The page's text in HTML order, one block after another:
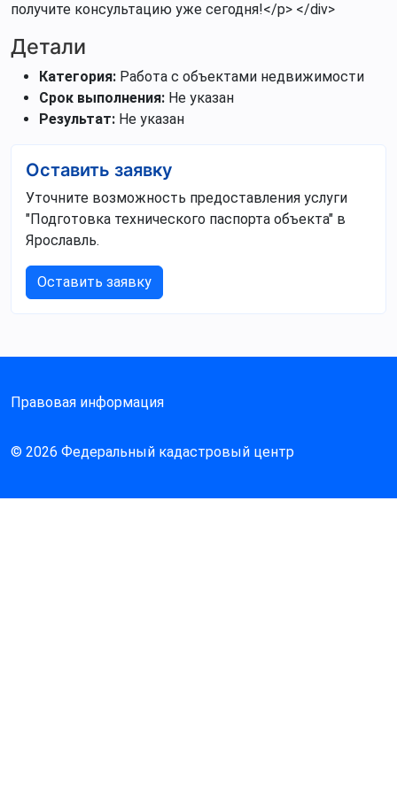
получите консультацию уже сегодня!</p> </div>
Детали
Категория: Работа с объектами недвижимости
Срок выполнения: Не указан
Результат: Не указан
Оставить заявку
Уточните возможность предоставления услуги
"Подготовка технического паспорта объекта" в
Ярославль.
Оставить заявку
© 2026 Федеральный кадастровый центр
Правовая информация